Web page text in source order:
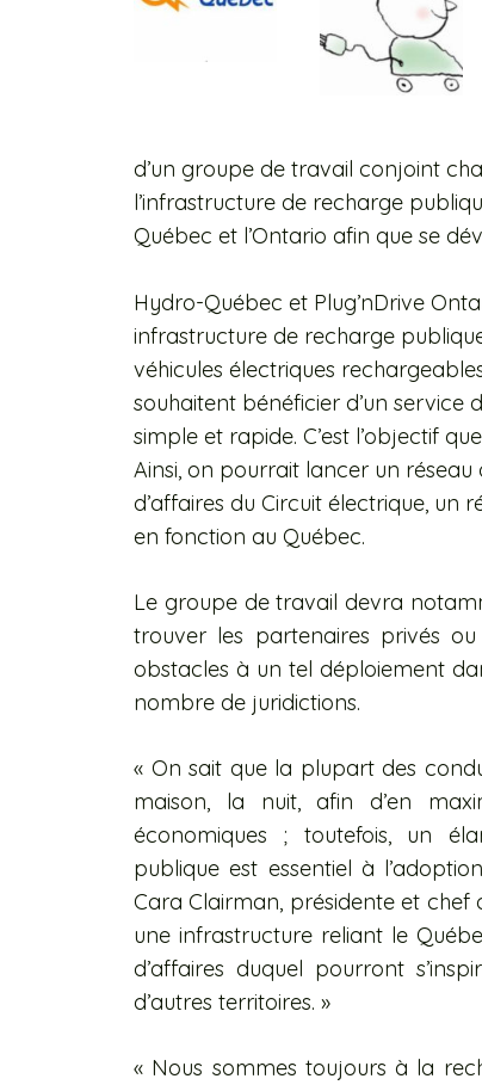
d’un groupe de travail conjoint
l’infrastructure de recharge
Québec et l’Ontario afin que se
Hydro-Québec et Plug’nDrive
infrastructure de recharge
véhicules électriques
souhaitent bénéficier d’un
simple et rapide. C’est l’objectif
Ainsi, on pourrait lancer un
d’affaires du Circuit électrique, un
en fonction au Québec.
Le groupe de travail devra
trouver les partenaires privés
obstacles à un tel déploiement
nombre de juridictions.
« On sait que la plupart des
maison, la nuit, afin d’en
économiques ; toutefois, un
publique est essentiel à
Cara Clairman, présidente et chef
une infrastructure reliant le
d’affaires duquel pourront
d’autres territoires. »
« Nous sommes toujours à la